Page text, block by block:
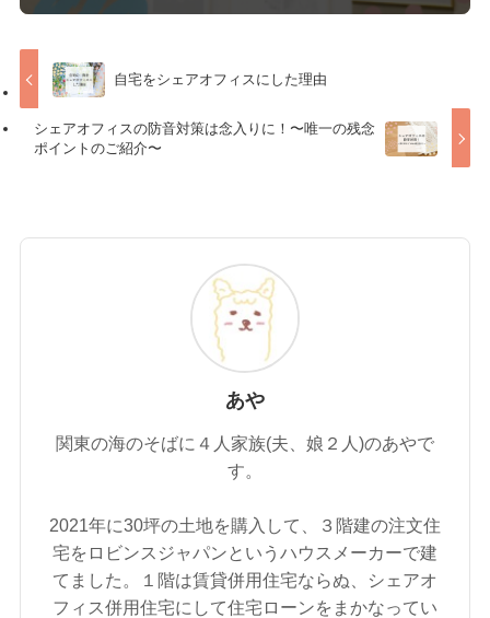
自宅をシェアオフィスにした理由
シェアオフィスの防音対策は念入りに！〜唯一の残念
ポイントのご紹介〜
あや
関東の海のそばに４人家族(夫、娘２人)のあやで
す。
2021年に30坪の土地を購入して、３階建の注文住
宅をロビンスジャパンというハウスメーカーで建
てました。１階は賃貸併用住宅ならぬ、シェアオ
フィス併用住宅にして住宅ローンをまかなってい